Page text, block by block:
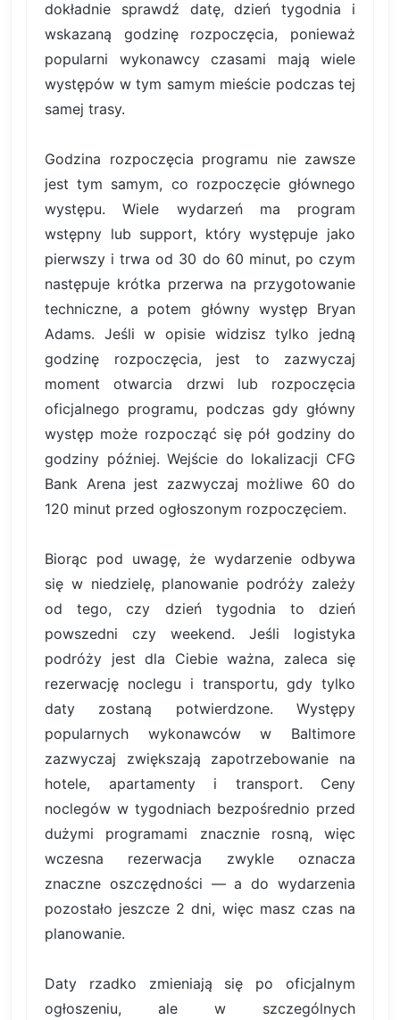
dokładnie sprawdź datę, dzień tygodnia i
wskazaną godzinę rozpoczęcia, ponieważ
popularni wykonawcy czasami mają wiele
występów w tym samym mieście podczas tej
samej trasy.
Godzina rozpoczęcia programu nie zawsze
jest tym samym, co rozpoczęcie głównego
występu. Wiele wydarzeń ma program
wstępny lub support, który występuje jako
pierwszy i trwa od 30 do 60 minut, po czym
następuje krótka przerwa na przygotowanie
techniczne, a potem główny występ Bryan
Adams. Jeśli w opisie widzisz tylko jedną
godzinę rozpoczęcia, jest to zazwyczaj
moment otwarcia drzwi lub rozpoczęcia
oficjalnego programu, podczas gdy główny
występ może rozpocząć się pół godziny do
godziny później. Wejście do lokalizacji CFG
Bank Arena jest zazwyczaj możliwe 60 do
120 minut przed ogłoszonym rozpoczęciem.
Biorąc pod uwagę, że wydarzenie odbywa
się w niedzielę, planowanie podróży zależy
od tego, czy dzień tygodnia to dzień
powszedni czy weekend. Jeśli logistyka
podróży jest dla Ciebie ważna, zaleca się
rezerwację noclegu i transportu, gdy tylko
daty zostaną potwierdzone. Występy
popularnych wykonawców w Baltimore
zazwyczaj zwiększają zapotrzebowanie na
hotele, apartamenty i transport. Ceny
noclegów w tygodniach bezpośrednio przed
dużymi programami znacznie rosną, więc
wczesna rezerwacja zwykle oznacza
znaczne oszczędności — a do wydarzenia
pozostało jeszcze 2 dni, więc masz czas na
planowanie.
Daty rzadko zmieniają się po oficjalnym
ogłoszeniu, ale w szczególnych